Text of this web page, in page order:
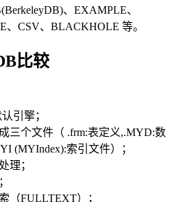
、EXAMPLE、
、CSV、BLACKHOLE 等。
比较
引擎；
三个文件（ .frm:表定义,.MYD:数
(MYIndex):索引文件）；
理；
（FULLTEXT）；